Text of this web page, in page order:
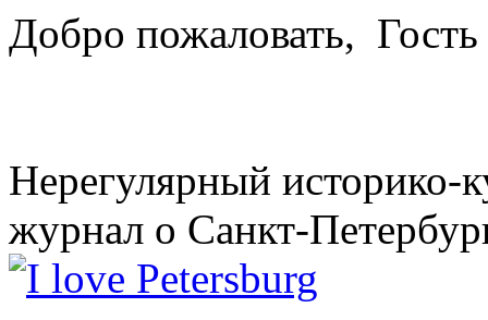
Добро пожаловать, Гость
Нерегулярный историко-
журнал о Санкт-